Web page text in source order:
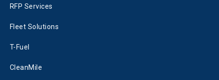
RFP Services
Fleet Solutions
T-Fuel
CleanMile